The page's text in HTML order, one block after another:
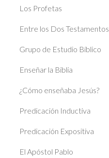
Los Profetas
Entre los Dos Testamentos
Grupo de Estudio Bíblico
Enseñar la Biblia
¿Cómo enseñaba Jesús?
Predicación Inductiva
Predicación Expositiva
El Apóstol Pablo